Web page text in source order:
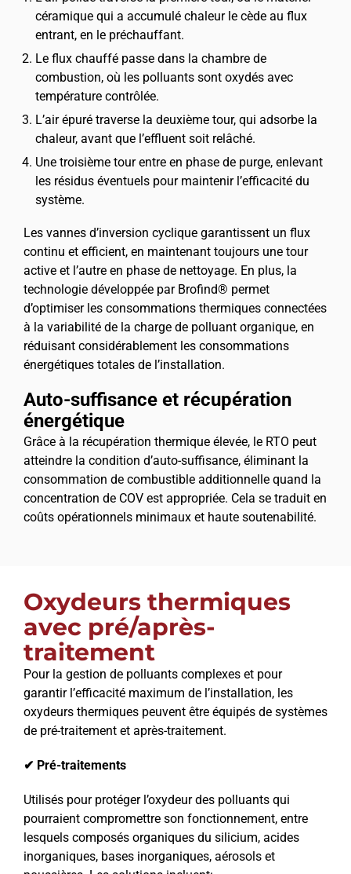
céramique qui a accumulé chaleur le cède au flux
entrant, en le préchauffant.
Le flux chauffé passe dans la chambre de
combustion, où les polluants sont oxydés avec
température contrôlée.
L’air épuré traverse la deuxième tour, qui adsorbe la
chaleur, avant que l’effluent soit relâché.
Une troisième tour entre en phase de purge, enlevant
les résidus éventuels pour maintenir l’efficacité du
système.
Les vannes d’inversion cyclique garantissent un flux
continu et efficient, en maintenant toujours une tour
active et l’autre en phase de nettoyage. En plus, la
technologie développée par Brofind® permet
d’optimiser les consommations thermiques connectées
à la variabilité de la charge de polluant organique, en
réduisant considérablement les consommations
énergétiques totales de l’installation.
Auto-suffisance et récupération
énergétique
Grâce à la récupération thermique élevée, le RTO peut
atteindre la condition d’auto-suffisance, éliminant la
consommation de combustible additionnelle quand la
concentration de COV est appropriée. Cela se traduit en
coûts opérationnels minimaux et haute soutenabilité.
Oxydeurs thermiques
avec pré/après-
traitement
Pour la gestion de polluants complexes et pour
garantir l’efficacité maximum de l’installation, les
oxydeurs thermiques peuvent être équipés de systèmes
de pré-traitement et après-traitement.
✔ Pré-traitements
Utilisés pour protéger l’oxydeur des polluants qui
pourraient compromettre son fonctionnement, entre
lesquels composés organiques du silicium, acides
inorganiques, bases inorganiques, aérosols et